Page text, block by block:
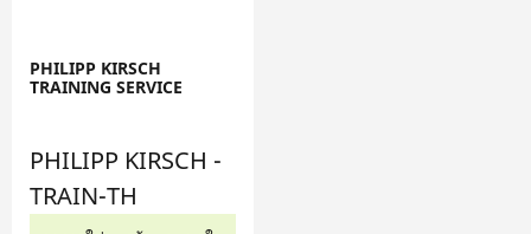
PHILIPP KIRSCH
TRAINING SERVICE
PHILIPP KIRSCH -
TRAIN-TH